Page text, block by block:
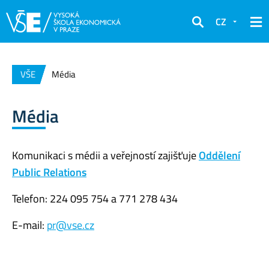
Hledat
CZ
VŠE Média
Média
Komunikaci s médii a veřejností zajišťujeOddělení
Public Relations
Telefon: 224 095 754 a 771 278 434
E-mail: pr@vse.cz